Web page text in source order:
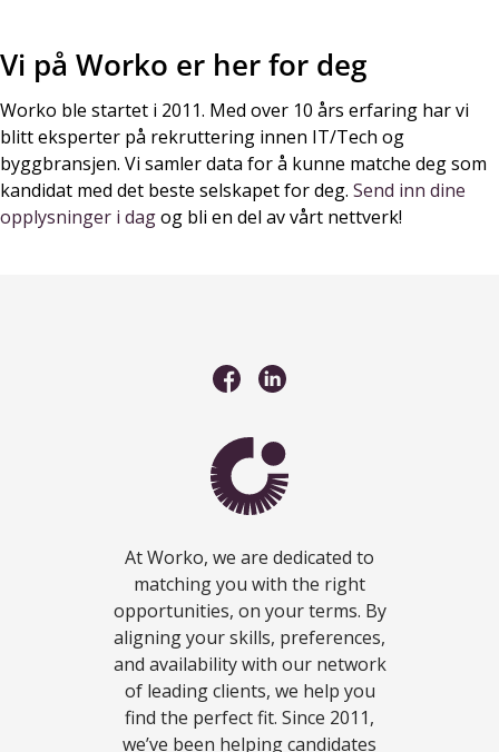
Vi på Worko er her for deg
Worko ble startet i 2011. Med over 10 års erfaring har vi
blitt eksperter på rekruttering innen IT/Tech og
byggbransjen. Vi samler data for å kunne matche deg som
kandidat med det beste selskapet for deg. Send inn dine
opplysninger i dagog bli en del av vårt nettverk!
At Worko, we are dedicated to
matching you with the right
opportunities, on your terms. By
aligning your skills, preferences,
and availability with our network
of leading clients, we help you
find the perfect fit. Since 2011,
we’ve been helping candidates